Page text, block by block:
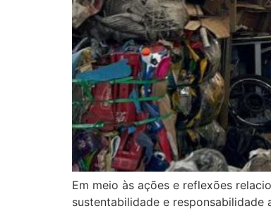
Em meio às ações e reflexões
sustentabilidade e responsabilidade